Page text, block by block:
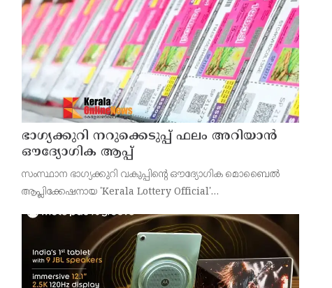
ഭാഗ്യക്കുറി നറുക്കെടുപ്പ് ഫലം അറിയാൻ
ഔദ്യോഗിക ആപ്പ്
സംസ്ഥാന ഭാഗ്യക്കുറി വകുപ്പിന്റെ ഔദ്യോഗിക മൊബൈൽ
ആപ്ലിക്കേഷനായ 'Kerala Lottery Official'
ഭാഗ്യക്കുറി വകുപ്പ് ഡയറക്ടർ അഞ്ജു കെ എസ് അറിയിച്ചു.